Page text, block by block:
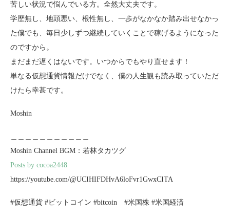
苦しい状況で悩んでいる方。全然大丈夫です。
学歴無し、地頭悪い、根性無し、一歩がなかなか踏み出せなかっ
た僕でも、毎日少しずつ継続していくことで稼げるようになった
のですから。
まだまだ遅くはないです。いつからでもやり直せます！
単なる仮想通貨情報だけでなく、僕の人生観も読み取っていただ
けたら幸甚です。
Moshin
Moshin Channel BGM：若林タカツグ
Posts by cocoa2448
https://youtube.com/@UCIHIFDHvA6loFvr1GwxCITA
#仮想通貨 #ビットコイン #bitcoin #米国株 #米国経済